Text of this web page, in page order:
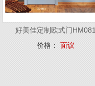
好美佳定制欧式门HM081
价格： 面议